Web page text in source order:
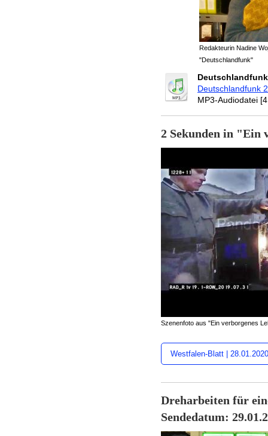
Redakteurin Nadine
"Deutschlandfunk"
Deutschlandfunk
MP3-Audiodatei
2 Sekunden in "Ein
Szenenfoto aus "Ein verborgenes
Westfalen-Blatt | 28.01.2020
Dreharbeiten für
Sendedatum: